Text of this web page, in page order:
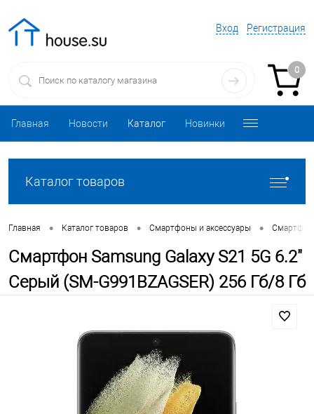
Вход Регистрация
0
Главная Новости Каталог Новинки
Каталог товаров
Главная • Каталог товаров • Смартфоны и аксессуары •
Смартфон Samsung Galaxy S21 5G 6.2"
Серый (SM-G991BZAGSER) 256 Гб/8 Гб